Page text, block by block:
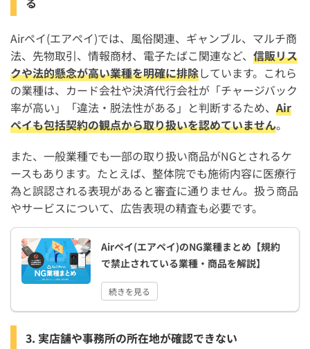
Airペイ(エアペイ)では、風俗関連、ギャンブル、マルチ商
法、先物取引、情報商材、電子たばこ関連など、 信販リス
クや法的懸念が高い業種を明確に排除しています。これら
の業種は、カード会社や決済代行会社が「チャージバック
率が高い」「違法・脱法性がある」と判断するため、 Air
ペイも包括契約の観点から取り扱いを認めていません。
また、一般業種でも一部の取り扱い商品がNGとされるケ
ースもあります。たとえば、整体院でも施術内容に医療行
為と誤認される表現があると審査に通りません。扱う商品
やサービスについて、広告表現の精査も必要です。
Airペイ(エアペイ)のNG業種まとめ【規約
で禁止されている業種・商品を解説】
続きを見る
3. 実店舗や事務所の所在地が確認できない